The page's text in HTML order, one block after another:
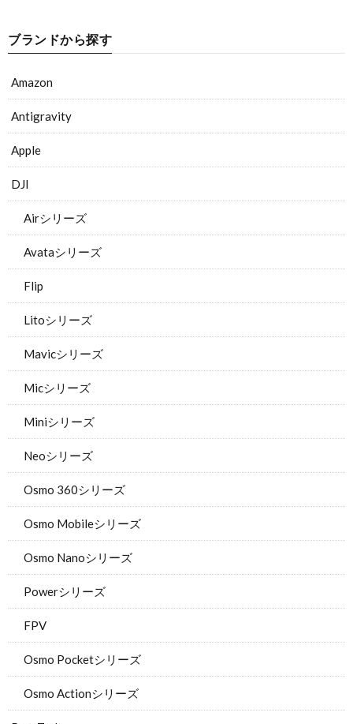
ブランドから探す
Amazon
Antigravity
Apple
DJI
Airシリーズ
Avataシリーズ
Flip
Litoシリーズ
Mavicシリーズ
Micシリーズ
Miniシリーズ
Neoシリーズ
Osmo 360シリーズ
Osmo Mobileシリーズ
Osmo Nanoシリーズ
Powerシリーズ
FPV
Osmo Pocketシリーズ
Osmo Actionシリーズ